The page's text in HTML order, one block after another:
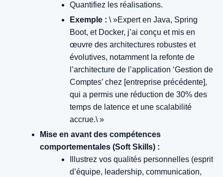
Quantifiez les réalisations.
Exemple : \ »Expert en Java, Spring
Boot, et Docker, j’ai conçu et mis en
œuvre des architectures robustes et
évolutives, notamment la refonte de
l’architecture de l’application ‘Gestion de
Comptes’ chez [entreprise précédente],
qui a permis une réduction de 30% des
temps de latence et une scalabilité
accrue.\ »
Mise en avant des compétences
comportementales (Soft Skills) :
Illustrez vos qualités personnelles (esprit
d’équipe, leadership, communication,